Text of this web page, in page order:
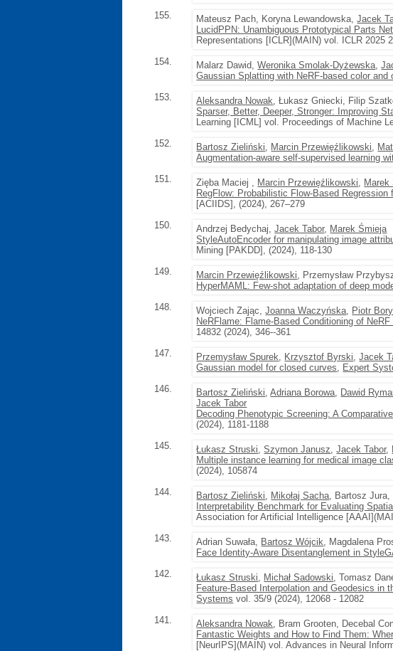
155.
Mateusz Pach, Koryna Lewandowska,Jacek
LucidPPN: Unambiguous Prototypical Parts
Representations [ICLR](MAIN) vol. ICLR 2025
154.
Malarz Dawid,Weronika Smolak-Dyżewska,
Gaussian Splatting with NeRF-based color and
153.
Aleksandra Nowak, Łukasz Gniecki, Filip
Sparser, Better, Deeper, Stronger: Improving
Learning [ICML] vol. Proceedings of Machine
152.
Bartosz Zieliński, Marcin Przewięźlikowski,
Augmentation-aware self-supervised learning
151.
Zięba Maciej , Marcin Przewięźlikowski, Marek
RegFlow: Probabilistic Flow-Based Regression
[ACIIDS], (2024), 267–279
150.
Andrzej Bedychaj,Jacek Tabor, Marek Śmieja
StyleAutoEncoder for manipulating image
Mining [PAKDD], (2024), 118-130
149.
Marcin Przewięźlikowski, Przemysław
HyperMAML: Few-shot adaptation of deep
148.
Wojciech Zając,Joanna Waczyńska, Piotr
NeRFlame: Flame-Based Conditioning of
14832 (2024), 346--361
147.
Przemysław Spurek, Krzysztof Byrski,Jacek
Gaussian model for closed curves, Expert
146.
Bartosz Zieliński,Adriana Borowa, Dawid
Jacek Tabor
Decoding Phenotypic Screening: A
(2024), 1181-1188
145.
Łukasz Struski,Szymon Janusz,Jacek Tabor,
Multiple instance learning for medical image
(2024), 105874
144.
Bartosz Zieliński, Mikołaj Sacha, Bartosz Jura,
Interpretability Benchmark for Evaluating
Association for Artificial Intelligence
143.
Adrian Suwała, Bartosz Wójcik, Magdalena
Face Identity-Aware Disentanglement in
142.
Łukasz Struski, Michał Sadowski, Tomasz
Feature-Based Interpolation and Geodesics in
Systems vol. 35/9 (2024), 12068 - 12082
141.
Aleksandra Nowak, Bram Grooten, Decebal
Fantastic Weights and How to Find Them:
[NeurIPS](MAIN) vol. Advances in Neural